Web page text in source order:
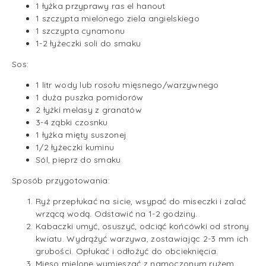
1 łyżka przyprawy ras el hanout
1 szczypta mielonego ziela angielskiego
1 szczypta cynamonu
1-2 łyżeczki soli do smaku
Sos:
1 litr wody lub rosołu mięsnego/warzywnego
1 duża puszka pomidorów
2 łyżki melasy z granatów
3-4 ząbki czosnku
1 łyżka mięty suszonej
1/2 łyżeczki kuminu
Sól, pieprz do smaku
Sposób przygotowania:
Ryż przepłukać na sicie, wsypać do miseczki i zalać
wrzącą wodą. Odstawić na 1-2 godziny.
Kabaczki umyć, osuszyć, odciąć końcówki od strony
kwiatu. Wydrążyć warzywa, zostawiając 2-3 mm ich
grubości. Opłukać i odłożyć do obcieknięcia.
Mięso mielone wymieszać z namoczonym ryżem,